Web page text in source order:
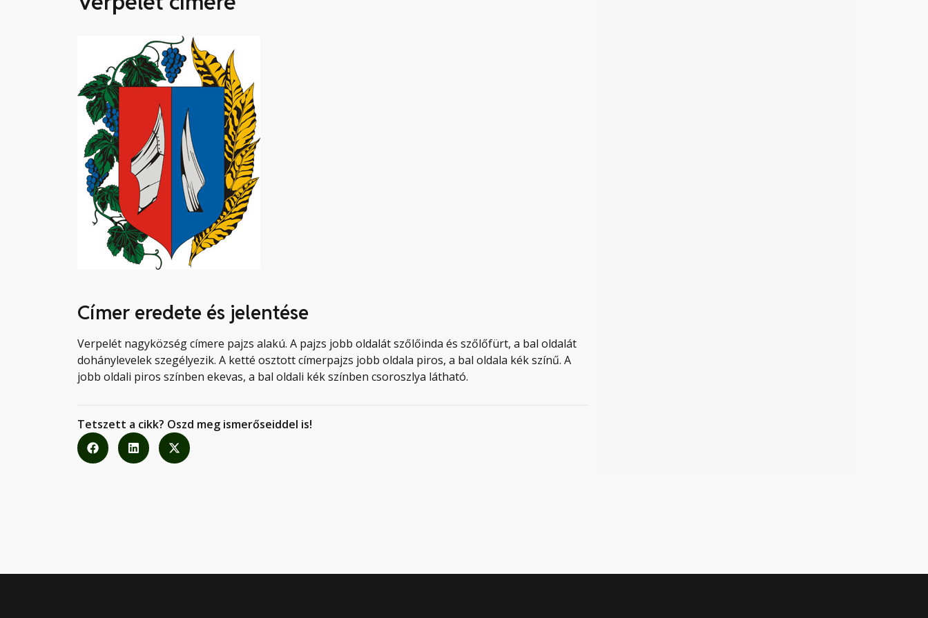
Címer eredete és jelentése
Verpelét nagyközség címere pajzs alakú. A pajzs jobb oldalát szőlőinda és szőlőfürt, a bal oldalát
dohánylevelek szegélyezik. A ketté osztott címerpajzs jobb oldala piros, a bal oldala kék színű. A
jobb oldali piros színben ekevas, a bal oldali kék színben csoroszlya látható.
Tetszett a cikk? Oszd meg ismerőseiddel is!